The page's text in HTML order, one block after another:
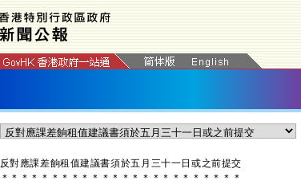
反對應課差餉租值建議書須於五月三十一日或之前提交
＊ ＊ ＊ ＊ ＊ ＊ ＊ ＊ ＊ ＊ ＊ ＊ ＊ ＊ ＊ ＊ ＊ ＊ ＊ ＊ ＊ ＊ ＊ ＊